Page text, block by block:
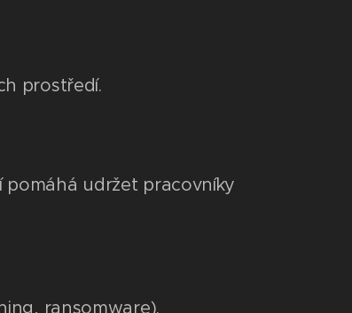
prostředí.
pomáhá udržet pracovníky
ransomware).